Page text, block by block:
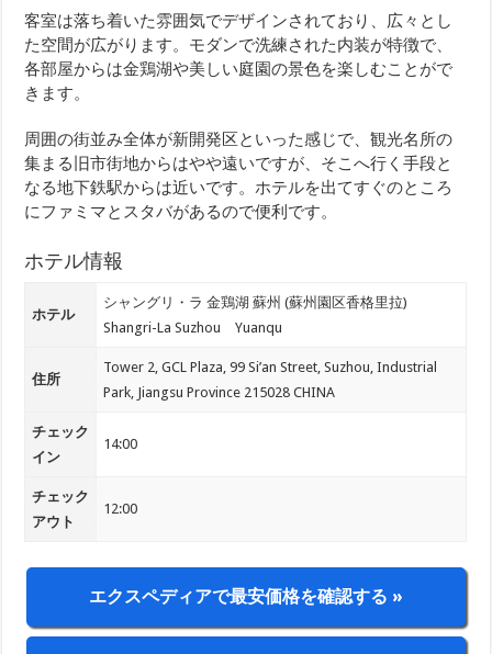
客室は落ち着いた雰囲気でデザインされており、広々とし
た空間が広がります。モダンで洗練された内装が特徴で、
各部屋からは金鶏湖や美しい庭園の景色を楽しむことがで
きます。
周囲の街並み全体が新開発区といった感じで、観光名所の
集まる旧市街地からはやや遠いですが、そこへ行く手段と
なる地下鉄駅からは近いです。ホテルを出てすぐのところ
にファミマとスタバがあるので便利です。
ホテル情報
ホテル
シャングリ・ラ 金鶏湖 蘇州 (蘇州園区香格里拉)
Shangri-La Suzhou Yuanqu
住所
Tower 2, GCL Plaza, 99 Si’an Street, Suzhou, Industrial
Park, Jiangsu Province 215028 CHINA
チェック
イン
14:00
チェック
アウト
12:00
エクスペディアで最安価格を確認する »